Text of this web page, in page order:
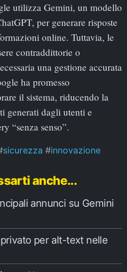
utilizza Gemini, un modello
per generare risposte
online. Tuttavia, le
contraddittorie o
una gestione accurata
ha promesso
il sistema, riducendo la
generati dagli utenti e
“senza senso”.
sicurezza innovazione
anche...
annunci su Gemini
per alt-text nelle